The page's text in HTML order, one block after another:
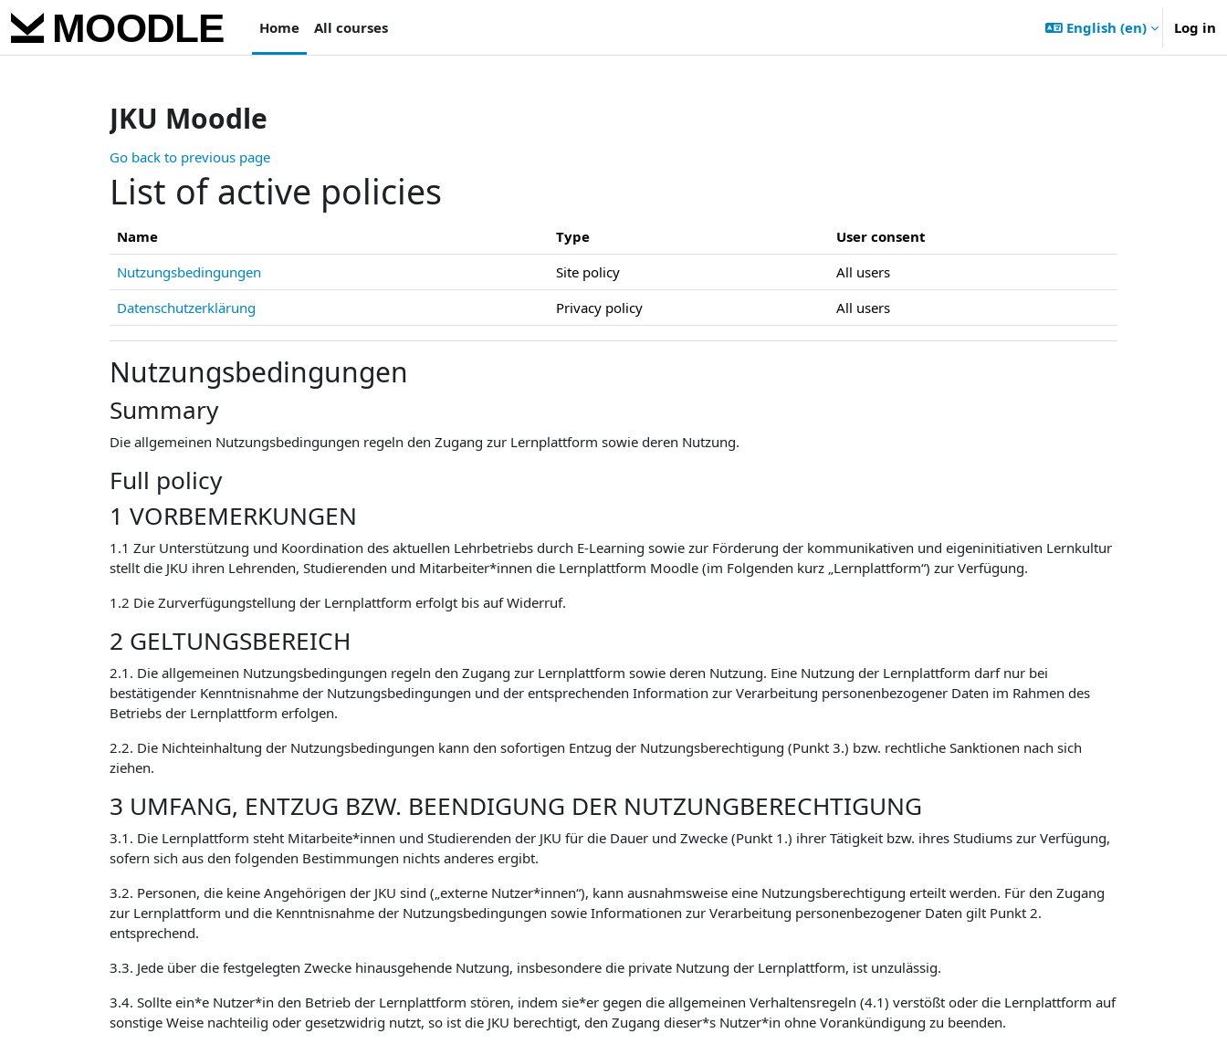
Skip to main content
Home
All courses English ‎(en)‎ Log in
JKU Moodle
Go back to previous page
List of active policies
Name Type
User consent
Nutzungsbedingungen
Site policy
All users
Datenschutzerklärung
Privacy policy All users
Nutzungsbedingungen
Summary
Die allgemeinen Nutzungsbedingungen regeln den Zugang zur Lernplattform sowie deren Nutzung.
Full policy
1 VORBEMERKUNGEN
1.1 Zur Unterstützung und Koordination des aktuellen Lehrbetriebs durch E-Learning sowie zur Förderung der kommunikativen und eigeninitiativen Lernkultur
stellt die JKU ihren Lehrenden, Studierenden und Mitarbeiter*innen die Lernplattform Moodle (im Folgenden kurz „Lernplattform“) zur Verfügung.
1.2 Die Zurverfügungstellung der Lernplattform erfolgt bis auf Widerruf.
2 GELTUNGSBEREICH
2.1. Die allgemeinen Nutzungsbedingungen regeln den Zugang zur Lernplattform sowie deren Nutzung. Eine Nutzung der Lernplattform darf nur bei
bestätigender Kenntnisnahme der Nutzungsbedingungen und der entsprechenden Information zur Verarbeitung personenbezogener Daten im Rahmen des
Betriebs der Lernplattform erfolgen.
2.2. Die Nichteinhaltung der Nutzungsbedingungen kann den sofortigen Entzug der Nutzungsberechtigung (Punkt 3.) bzw. rechtliche Sanktionen nach sich
ziehen.
3 UMFANG, ENTZUG BZW. BEENDIGUNG DER NUTZUNGBERECHTIGUNG
3.1. Die Lernplattform steht Mitarbeite*innen und Studierenden der JKU für die Dauer und Zwecke (Punkt 1.) ihrer Tätigkeit bzw. ihres Studiums zur Verfügung,
sofern sich aus den folgenden Bestimmungen nichts anderes ergibt.
3.2. Personen, die keine Angehörigen der JKU sind („externe Nutzer*innen“), kann ausnahmsweise eine Nutzungsberechtigung erteilt werden. Für den Zugang
zur Lernplattform und die Kenntnisnahme der Nutzungsbedingungen sowie Informationen zur Verarbeitung personenbezogener Daten gilt Punkt 2.
entsprechend.
3.3. Jede über die festgelegten Zwecke hinausgehende Nutzung, insbesondere die private Nutzung der Lernplattform, ist unzulässig.
3.4. Sollte ein*e Nutzer*in den Betrieb der Lernplattform stören, indem sie*er gegen die allgemeinen Verhaltensregeln (4.1) verstößt oder die Lernplattform auf
sonstige Weise nachteilig oder gesetzwidrig nutzt, so ist die JKU berechtigt, den Zugang dieser*s Nutzer*in ohne Vorankündigung zu beenden.